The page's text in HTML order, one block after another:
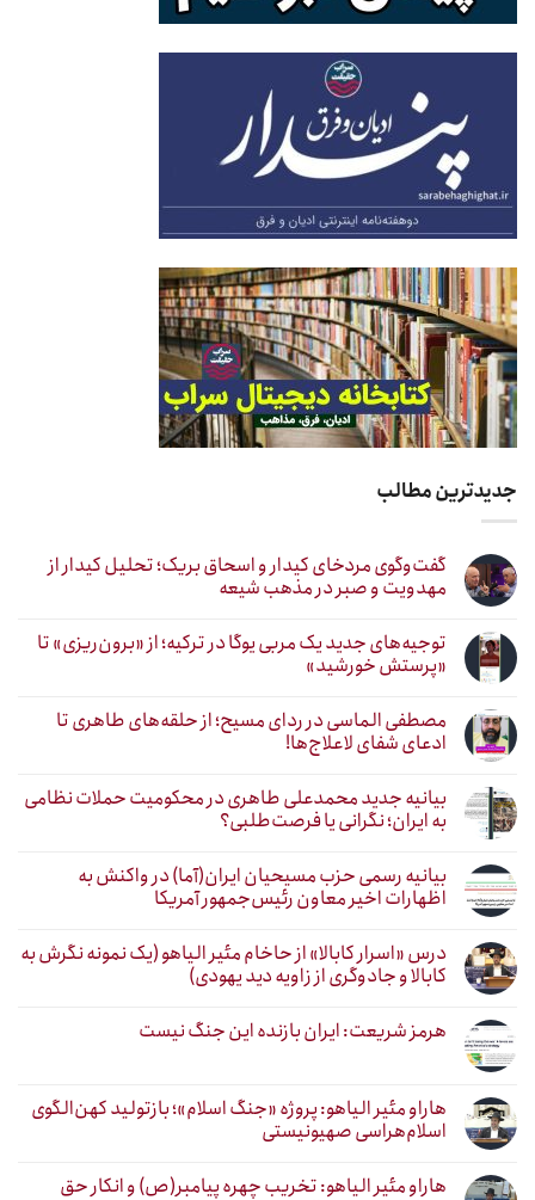
جدیدترین مطالب
گفت‌وگوی مردخای کیدار و اسحاق بریک؛ تحلیل کیدار از
مهدویت و صبر در مذهب شیعه
توجیه‌های جدید یک مربی یوگا در ترکیه؛ از «برون‌ریزی» تا
«پرستش خورشید»
مصطفی الماسی در ردای مسیح؛ از حلقه‌های طاهری تا
ادعای شفای لاعلاج‌ها!
بیانیه جدید محمدعلی طاهری در محکومیت حملات نظامی
به ایران؛ نگرانی یا فرصت‌طلبی؟
بیانیه رسمی حزب مسیحیان ایران(آما) در واکنش به
اظهارات اخیر معاون رئیس‌جمهور آمریکا
درس «اسرار کابالا» از حاخام مئیر الیاهو (یک نمونه نگرش به
کابالا و جادوگری از زاویه دید یهودی)
هرمز شریعت: ایران بازنده این جنگ نیست
هاراو مئیر الیاهو: پروژه «جنگ اسلام»؛ بازتولید کهن‌الگوی
اسلام‌هراسی صهیونیستی
هاراو مئیر الیاهو: تخریب چهره پیامبر(ص) و انکار حق